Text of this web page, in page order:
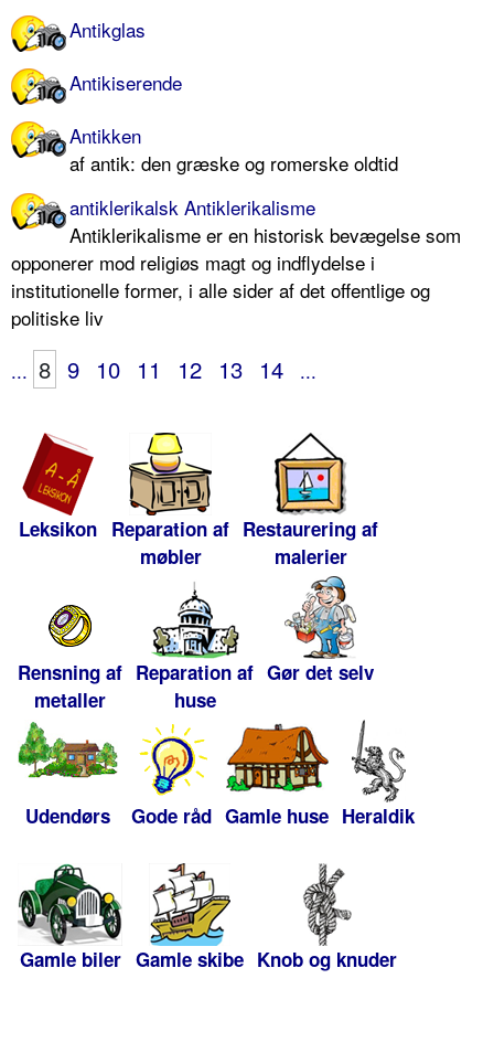
Antikglas
Antikiserende
Antikken
af antik: den græske og romerske oldtid
antiklerikalsk Antiklerikalisme
Antiklerikalisme er en historisk bevægelse som
opponerer mod religiøs magt og indflydelse i
institutionelle former, i alle sider af det offentlige og
politiske liv
... 8 9 10 11 12 13 14 ...
Leksikon Reparation af
møbler
Restaurering af
malerier
Rensning af
metaller
Reparation af
huse
Gør det selv
Udendørs Gode råd Gamle huse Heraldik
Gamle biler Gamle skibe Knob og knuder